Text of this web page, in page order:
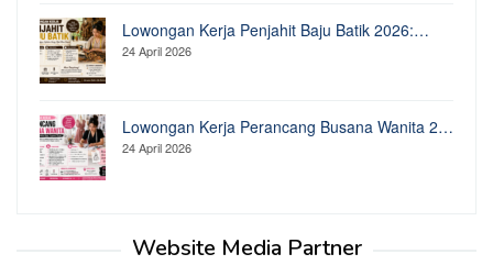
Lowongan Kerja Penjahit Baju Batik 2026:…
24 April 2026
Lowongan Kerja Perancang Busana Wanita 2…
24 April 2026
Website Media Partner